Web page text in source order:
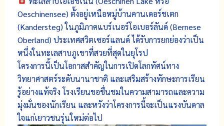
Oeschinensee) ตั้งอยู่เหนือหมู่บ้านคานเดอร์ชเตก
(Kandersteg) ในภูมิภาคแบร์เนอร์โอเบอร์ลันด์ (Bernese
Oberland) ประเทศสวิตเซอร์แลนด์ ได้รับการยกย่องว่าเป็น
หนึ่งในทะเลสาบภูเขาที่สวยที่สุดในยุโรป
โครงการนี้เป็นโอกาสสำคัญในการเปิดโลกทัศน์ทาง
วิทยาศาสตร์ระดับนานาชาติ และเสริมสร้างทักษะการเรียน
รู้อย่างแท้จริง โรงเรียนขอชื่นชมในความสามารถและความ
มุ่งมั่นของนักเรียน และหวังว่าโครงการนี้จะเป็นแรงบันดาล
ใจแก่เยาวชนรุ่นใหม่ต่อไป